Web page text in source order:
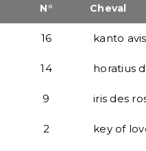
N° Cheval
16 kanto avis
14 horatius
9 iris des
2 key of